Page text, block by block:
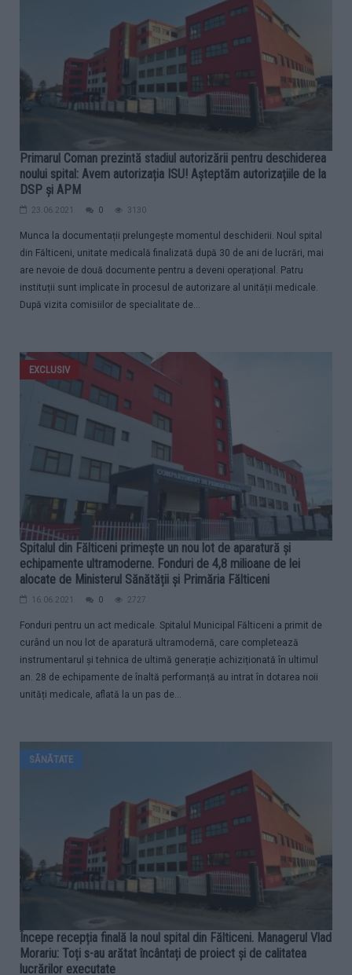
Primarul Coman prezintă stadiul autorizării pentru deschiderea
noului spital: Avem autorizația ISU! Așteptăm autorizațiile de la
DSP și APM
23.06.2021 0 3130
Munca la documentații prelungește momentul deschiderii. Noul spital
din Fălticeni, unitate medicală finalizată după 30 de ani de lucrări, mai
are nevoie de două documente pentru a deveni operațional. Patru
instituții sunt implicate în procesul de autorizare al unității medicale.
După vizita comisiilor de specialitate de...
EXCLUSIV
Spitalul din Fălticeni primește un nou lot de aparatură și
echipamente ultramoderne. Fonduri de 4,8 milioane de lei
alocate de Ministerul Sănătății și Primăria Fălticeni
16.06.2021 0 2727
Fonduri pentru un act medicale. Spitalul Municipal Fălticeni a primit de
curând un nou lot de aparatură ultramodernă, care completează
instrumentarul și tehnica de ultimă generație achiziționată în ultimul
an. 28 de echipamente de înaltă performanță au intrat în dotarea noii
unități medicale, aflată la un pas de...
SĂNĂTATE
Începe recepția finală la noul spital din Fălticeni. Managerul Vlad
Morariu: Toți s-au arătat încântați de proiect și de calitatea
lucrărilor executate